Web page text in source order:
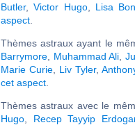
Butler,Victor Hugo, Lisa
aspect
Thèmes astraux ayant le
Barrymore
Muhammad Ali
Marie Curie, Liv Tyler,
cet aspect
Thèmes astraux avec le
Hugo
Recep Tayyip